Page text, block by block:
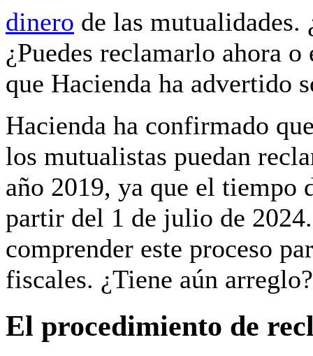
dinero de las mutualidades.
¿Puedes reclamarlo ahora
que Hacienda ha advertido
Hacienda ha confirmado
los mutualistas puedan
año 2019, ya que el tiempo
partir del 1 de julio de
comprender este proceso
fiscales. ¿Tiene aún arreglo?
El procedimiento de